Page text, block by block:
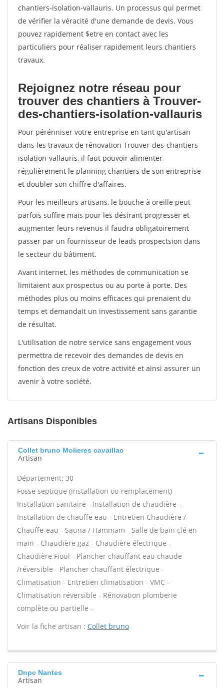
chantiers-isolation-vallauris. Un processus qui permet
de vérifier la véracité d'une demande de devis. Vous
pouvez rapidement $etre en contact avec les
particuliers pour réaliser rapidement leurs chantiers
travaux.
Rejoignez notre réseau pour
trouver des chantiers à Trouver-
des-chantiers-isolation-vallauris
Pour pérénniser votre entreprise en tant qu'artisan
dans les travaux de rénovation Trouver-des-chantiers-
isolation-vallauris, il faut pouvoir alimenter
régulièrement le planning chantiers de son entreprise
et doubler son chiffre d'affaires.
Pour les meilleurs artisans, le bouche à oreille peut
parfois suffire mais pour les désirant progresser et
augmenter leurs revenus il faudra obligatoirement
passer par un fournisseur de leads prospectsion dans
le secteur du bâtiment.
Avant internet, les méthodes de communication se
limitaient aux prospectus ou au porte à porte. Des
méthodes plus ou moins efficaces qui prenaient du
temps et demandait un investissement sans garantie
de résultat.
L'utilisation de notre service sans engagement vous
permettra de recevoir des demandes de devis en
fonction des creux de votre activité et ainsi assurer un
avenir à votre société.
Artisans Disponibles
Collet bruno Molieres cavaillac
Artisan
Département: 30
Fosse septique (installation ou remplacement) -
Installation sanitaire - Installation de chaudière -
Installation de chauffe eau - Entretien Chaudière /
Chauffe-eau - Sauna / Hammam - Salle de bain clé en
main - Chaudière gaz - Chaudière électrique -
Chaudière Fioul - Plancher chauffant eau chaude
/réversible - Plancher chauffant électrique -
Climatisation - Entretien climatisation - VMC -
Climatisation réversible - Rénovation plomberie
complète ou partielle -
Voir la fiche artisan : Collet bruno
Dnpc Nantes
Artisan